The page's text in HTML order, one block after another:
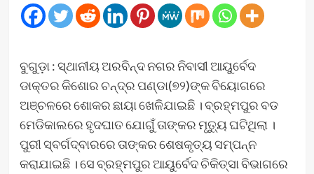
ବୁଗୁଡ଼ା : ସ୍ଥାନୀୟ ଅରବିନ୍ଦ ନଗର ନିବାସୀ ଆୟୁର୍ବେଦ
ଡାକ୍ତର କିଶୋର ଚନ୍ଦ୍ର ପଣ୍ଡା(୭୨)ଙ୍କ ବିୟୋଗରେ
ଅଞ୍ଚଳରେ ଶୋକର ଛାୟା ଖେଳିଯାଇଛି । ବ୍ରହ୍ମପୁର ବଡ
ମେଡିକାଲରେ ହୃଦଘାତ ଯୋଗୁଁ ତାଙ୍କର ମୃତ୍ୟୁ ଘଟିଥିଲା ।
ପୁରୀ ସ୍ବର୍ଗଦ୍ବାରରେ ତାଙ୍କର ଶେଷକୃତ୍ୟ ସମ୍ପନ୍ନ
କରାଯାଇଛି । ସେ ବ୍ରହ୍ମପୁର ଆୟୁର୍ବେଦ ଚିକିତ୍ସା ବିଭାଗରେ